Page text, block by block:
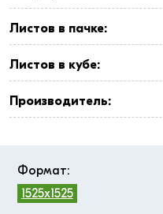
Листов в пачке:
Листов в кубе:
Производитель:
Формат:
1525x1525